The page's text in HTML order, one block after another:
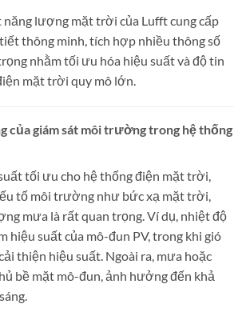
năng lượng mặt trời của Lufft cung cấp
thông minh, tích hợp nhiều thông số
nhằm tối ưu hóa hiệu suất và độ tin
mặt trời quy mô lớn.
của giám sát môi trường trong hệ thống
tối ưu cho hệ thống điện mặt trời,
tố môi trường như bức xạ mặt trời,
mưa là rất quan trọng.Ví dụ, nhiệt độ
hiệu suất của mô-đun PV, trong khi gió
thiện hiệu suất. Ngoài ra, mưa hoặc
bề mặt mô-đun, ảnh hưởng đến khả